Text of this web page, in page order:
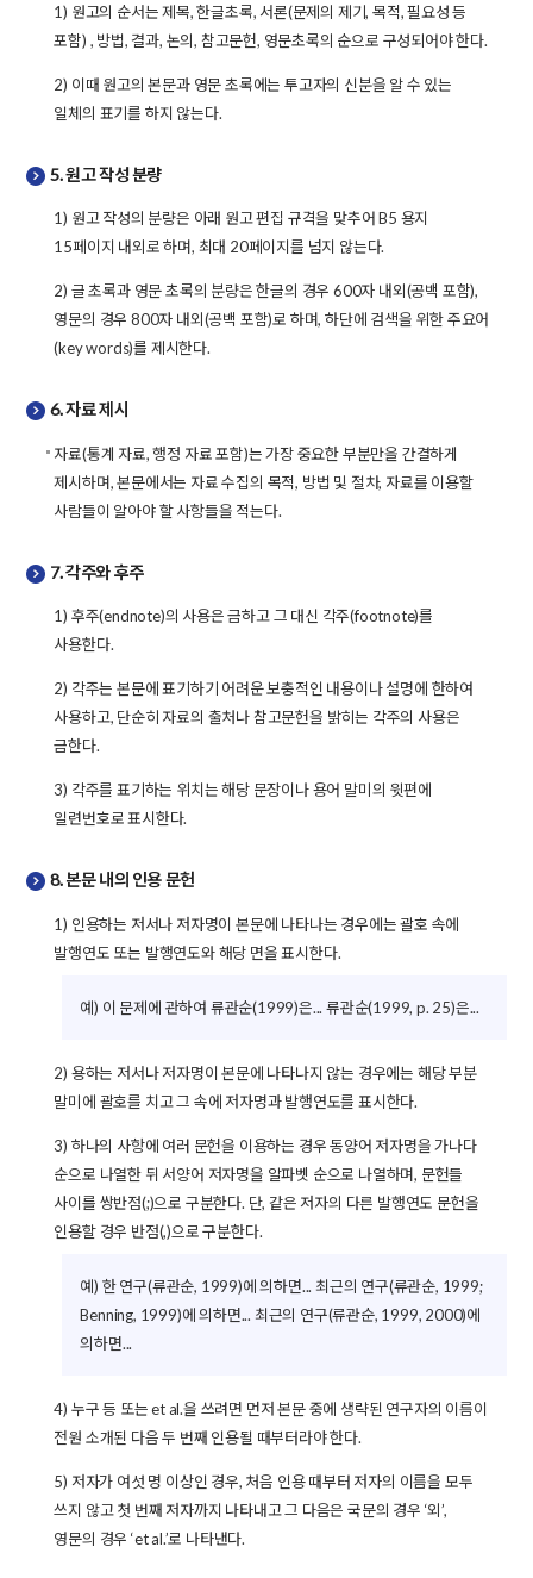
1) 원고의 순서는 제목, 한글초록, 서론(문제의 제기, 목적, 필요성 등
포함) , 방법, 결과, 논의, 참고문헌, 영문초록의 순으로 구성되어야 한다.
2) 이때 원고의 본문과 영문 초록에는 투고자의 신분을 알 수 있는
일체의 표기를 하지 않는다.
5. 원고 작성 분량
1) 원고 작성의 분량은 아래 원고 편집 규격을 맞추어 B5 용지
15페이지 내외로 하며, 최대 20페이지를 넘지 않는다.
2) 글 초록과 영문 초록의 분량은 한글의 경우 600자 내외(공백 포함),
영문의 경우 800자 내외(공백 포함)로 하며, 하단에 검색을 위한 주요어
(key words)를 제시한다.
6. 자료 제시
자료(통계 자료, 행정 자료 포함)는 가장 중요한 부분만을 간결하게
제시하며, 본문에서는 자료 수집의 목적, 방법 및 절차, 자료를 이용할
사람들이 알아야 할 사항들을 적는다.
7. 각주와 후주
1) 후주(endnote)의 사용은 금하고 그 대신 각주(footnote)를
사용한다.
2) 각주는 본문에 표기하기 어려운 보충적인 내용이나 설명에 한하여
사용하고, 단순히 자료의 출처나 참고문헌을 밝히는 각주의 사용은
금한다.
3) 각주를 표기하는 위치는 해당 문장이나 용어 말미의 윗편에
일련번호로 표시한다.
8. 본문 내의 인용 문헌
1) 인용하는 저서나 저자명이 본문에 나타나는 경우에는 괄호 속에
발행연도 또는 발행연도와 해당 면을 표시한다.
예) 이 문제에 관하여 류관순(1999)은... 류관순(1999, p. 25)은...
2) 용하는 저서나 저자명이 본문에 나타나지 않는 경우에는 해당 부분
말미에 괄호를 치고 그 속에 저자명과 발행연도를 표시한다.
3) 하나의 사항에 여러 문헌을 이용하는 경우 동양어 저자명을 가나다
순으로 나열한 뒤 서양어 저자명을 알파벳 순으로 나열하며, 문헌들
사이를 쌍반점(;)으로 구분한다. 단, 같은 저자의 다른 발행연도 문헌을
인용할 경우 반점(,)으로 구분한다.
예) 한 연구(류관순, 1999)에 의하면... 최근의 연구(류관순, 1999;
Benning, 1999)에 의하면... 최근의 연구(류관순, 1999, 2000)에
의하면...
4) 누구 등 또는 et al.을 쓰려면 먼저 본문 중에 생략된 연구자의 이름이
전원 소개된 다음 두 번째 인용될 때부터라야 한다.
5) 저자가 여섯 명 이상인 경우, 처음 인용 때부터 저자의 이름을 모두
쓰지 않고 첫 번째 저자까지 나타내고 그 다음은 국문의 경우 ‘외’,
영문의 경우 ‘et al.’로 나타낸다.